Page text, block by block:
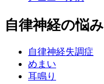
自律神経の悩み
自律神経失調症
めまい
耳鳴り